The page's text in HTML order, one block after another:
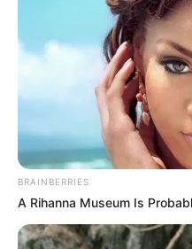
BRAINBERRIES
A Rihanna Museum Is